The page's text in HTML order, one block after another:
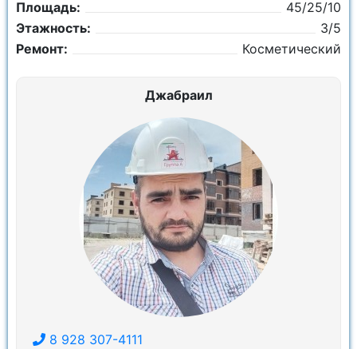
Площадь:
45/25/10
Этажность:
3/5
Ремонт:
Косметический
Джабраил
8 928 307-4111